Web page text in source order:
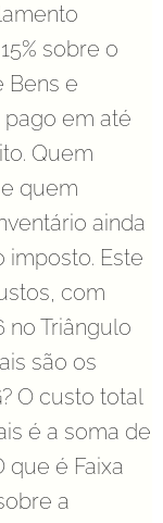
sobre o
Bens e
em até
Quem
quem
ainda
imposto. Este
com
no Triângulo
são os
O custo total
é a soma de
que é Faixa
a